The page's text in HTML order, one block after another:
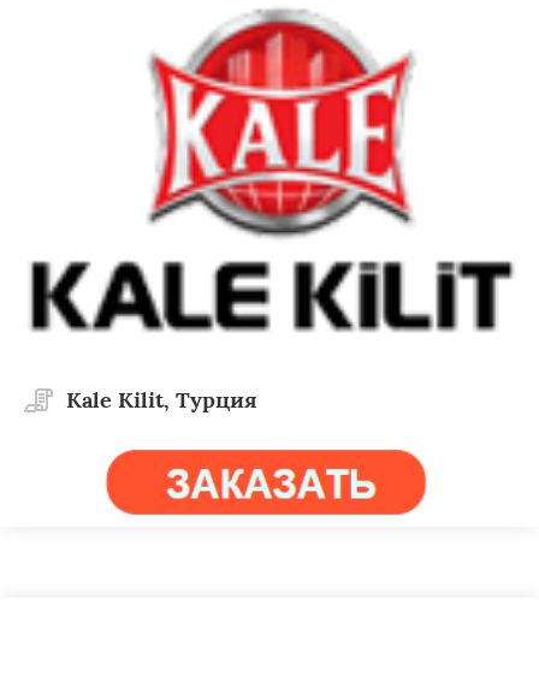
Kale Kilit, Турция